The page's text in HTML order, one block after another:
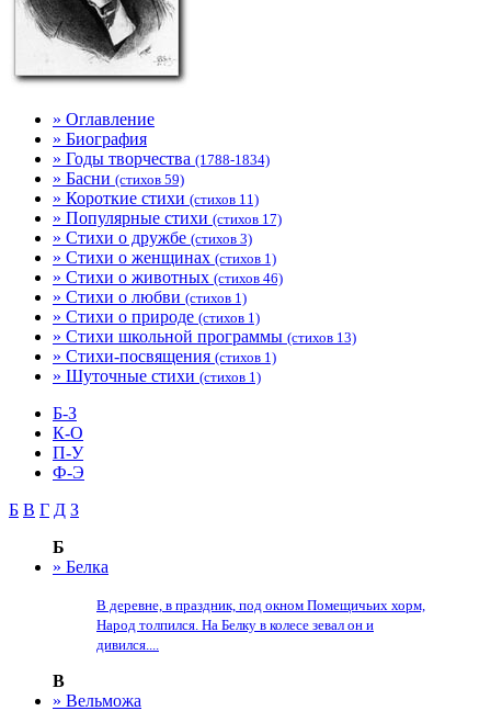
» Оглавление
» Биография
» Годы творчества (1788-1834)
» Басни (стихов 59)
» Короткие стихи (стихов 11)
» Популярные стихи (стихов 17)
» Стихи о дружбе (стихов 3)
» Стихи о женщинах (стихов 1)
» Стихи о животных (стихов 46)
» Стихи о любви (стихов 1)
» Стихи о природе (стихов 1)
» Стихи школьной программы (стихов 13)
» Стихи-посвящения (стихов 1)
» Шуточные стихи (стихов 1)
Б-З
К-О
П-У
Ф-Э
Б В Г Д З
Б
» Белка
В деревне, в праздник, под окном Помещичьих хорм,
Народ толпился. На Белку в колесе зевал он и
дивился....
В
» Вельможа